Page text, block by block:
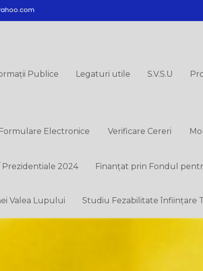
Publice Legaturi utile S.V.S.U
Electronice Verificare Cereri
2024 Finanțat prin Fondul
Valea Lupului Studiu Fezabilitate înființare